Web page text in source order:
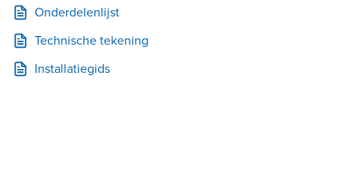
Onderdelenlijst
Technische tekening
Installatiegids